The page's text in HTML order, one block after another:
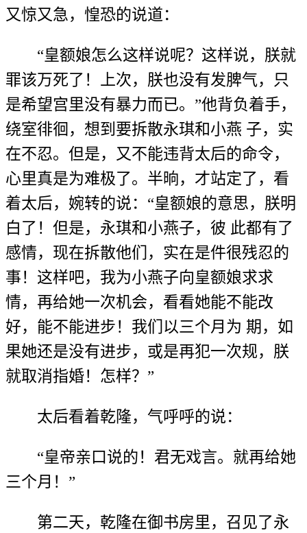
又惊又急，惶恐的说道：
“皇额娘怎么这样说呢？这样说，朕就
罪该万死了！上次，朕也没有发脾气，只
是希望宫里没有暴力而已。”他背负着手，
绕室徘徊，想到要拆散永琪和小燕 子，实
在不忍。但是，又不能违背太后的命令，
心里真是为难极了。半晌，才站定了，看
着太后，婉转的说：“皇额娘的意思，朕明
白了！但是，永琪和小燕子，彼 此都有了
感情，现在拆散他们，实在是件很残忍的
事！这样吧，我为小燕子向皇额娘求求
情，再给她一次机会，看看她能不能改
好，能不能进步！我们以三个月为 期，如
果她还是没有进步，或是再犯一次规，朕
就取消指婚！怎样？”
太后看着乾隆，气呼呼的说：
“皇帝亲口说的！君无戏言。就再给她
三个月！”
第二天，乾隆在御书房里，召见了永